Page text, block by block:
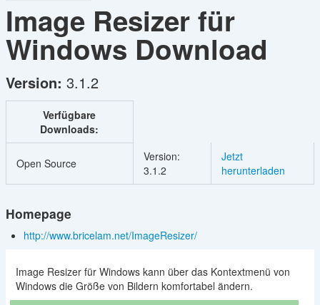
Image Resizer für
Windows Download
Version: 3.1.2
Verfügbare
Downloads:
Open Source
Version:
3.1.2
Jetzt
herunterladen
Homepage
http://www.bricelam.net/ImageResizer/
Image Resizer für Windows kann über das Kontextmenü von
Windows die Größe von Bildern komfortabel ändern.